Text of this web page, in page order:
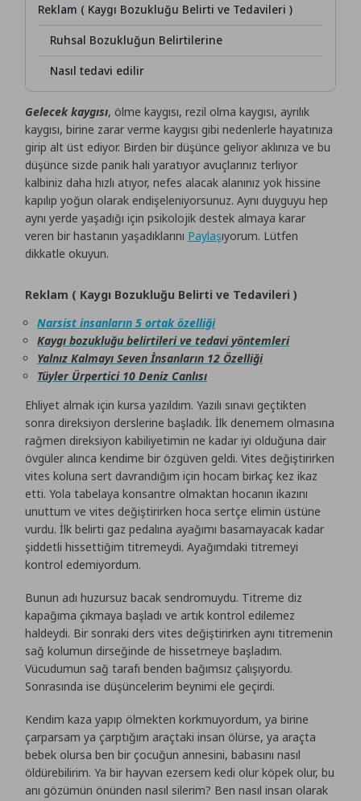
Reklam ( Kaygı Bozukluğu Belirti ve Tedavileri )
Ruhsal Bozukluğun Belirtilerine
Nasıl tedavi edilir
Gelecek kaygısı, ölme kaygısı, rezil olma kaygısı, ayrılık
kaygısı, birine zarar verme kaygısı gibi nedenlerle hayatınıza
girip alt üst ediyor. Birden bir düşünce geliyor aklınıza ve bu
düşünce sizde panik hali yaratıyor avuçlarınız terliyor
kalbiniz daha hızlı atıyor, nefes alacak alanınız yok hissine
kapılıp yoğun olarak endişeleniyorsunuz. Aynı duyguyu hep
aynı yerde yaşadığı için psikolojik destek almaya karar
veren bir hastanın yaşadıklarını Paylaşıyorum. Lütfen
dikkatle okuyun.
Reklam ( Kaygı Bozukluğu Belirti ve Tedavileri )
Narsist insanların 5 ortak özelliği
Kaygı bozukluğu belirtileri ve tedavi yöntemleri
Yalnız Kalmayı Seven İnsanların 12 Özelliği
Tüyler Ürpertici 10 Deniz Canlısı
Ehliyet almak için kursa yazıldım. Yazılı sınavı geçtikten
sonra direksiyon derslerine başladık. İlk denemem olmasına
rağmen direksiyon kabiliyetimin ne kadar iyi olduğuna dair
övgüler alınca kendime bir özgüven geldi. Vites değiştirirken
vites koluna sert davrandığım için hocam birkaç kez ikaz
etti. Yola tabelaya konsantre olmaktan hocanın ikazını
unuttum ve vites değiştirirken hoca sertçe elimin üstüne
vurdu. İlk belirti gaz pedalına ayağımı basamayacak kadar
şiddetli hissettiğim titremeydi. Ayağımdaki titremeyi
kontrol edemiyordum.
Bunun adı huzursuz bacak sendromuydu. Titreme diz
kapağıma çıkmaya başladı ve artık kontrol edilemez
haldeydi. Bir sonraki ders vites değiştirirken aynı titremenin
sağ kolumun dirseğinde de hissetmeye başladım.
Vücudumun sağ tarafı benden bağımsız çalışıyordu.
Sonrasında ise düşüncelerim beynimi ele geçirdi.
Kendim kaza yapıp ölmekten korkmuyordum, ya birine
çarparsam ya çarptığım araçtaki insan ölürse, ya araçta
bebek olursa ben bir çocuğun annesini, babasını nasıl
öldürebilirim. Ya bir hayvan ezersem kedi olur köpek olur, bu
anı gözümün önünden nasıl silerim? Ben nasıl insan olarak